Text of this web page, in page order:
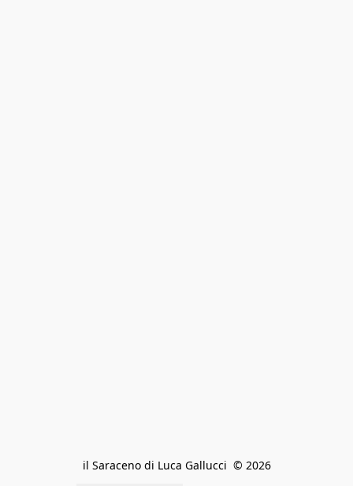
il Saraceno di Luca Gallucci  © 2026